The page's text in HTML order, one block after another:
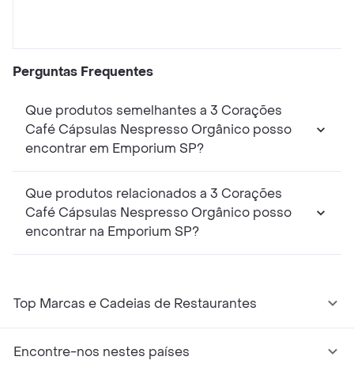
Perguntas Frequentes
Que produtos semelhantes a 3 Corações
Café Cápsulas Nespresso Orgânico posso
encontrar em Emporium SP?
Que produtos relacionados a 3 Corações
Café Cápsulas Nespresso Orgânico posso
encontrar na Emporium SP?
Top Marcas e Cadeias de Restaurantes
Encontre-nos nestes países